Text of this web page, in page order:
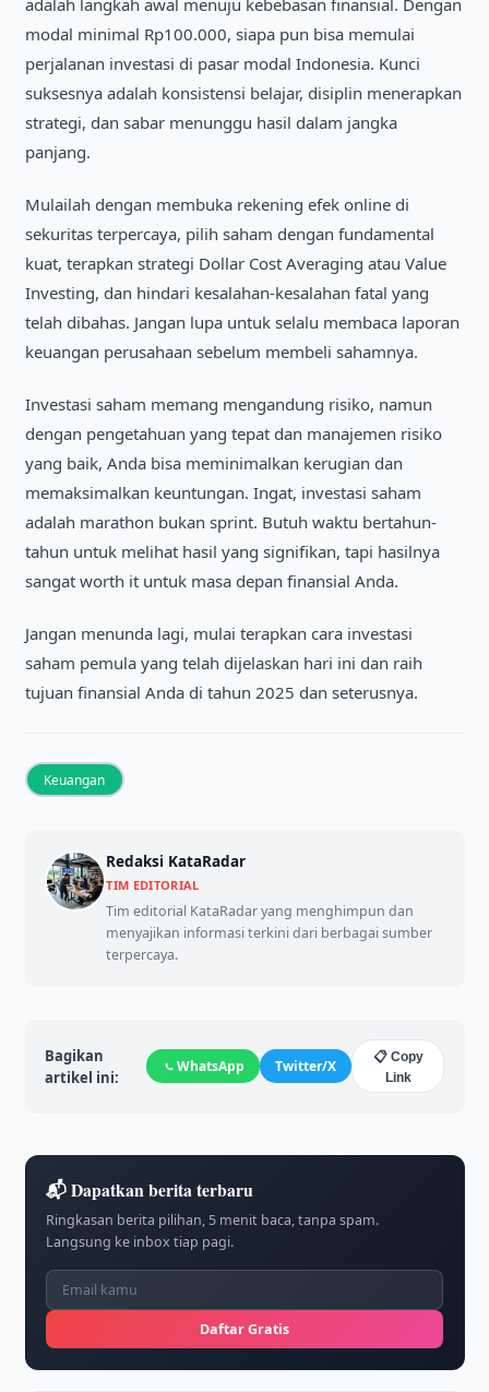
adalah langkah awal menuju kebebasan finansial. Dengan
modal minimal Rp100.000, siapa pun bisa memulai
perjalanan investasi di pasar modal Indonesia. Kunci
suksesnya adalah konsistensi belajar, disiplin menerapkan
strategi, dan sabar menunggu hasil dalam jangka
panjang.
Mulailah dengan membuka rekening efek online di
sekuritas terpercaya, pilih saham dengan fundamental
kuat, terapkan strategi Dollar Cost Averaging atau Value
Investing, dan hindari kesalahan-kesalahan fatal yang
telah dibahas. Jangan lupa untuk selalu membaca laporan
keuangan perusahaan sebelum membeli sahamnya.
Investasi saham memang mengandung risiko, namun
dengan pengetahuan yang tepat dan manajemen risiko
yang baik, Anda bisa meminimalkan kerugian dan
memaksimalkan keuntungan. Ingat, investasi saham
adalah marathon bukan sprint. Butuh waktu bertahun-
tahun untuk melihat hasil yang signifikan, tapi hasilnya
sangat worth it untuk masa depan finansial Anda.
Jangan menunda lagi, mulai terapkan cara investasi
saham pemula yang telah dijelaskan hari ini dan raih
tujuan finansial Anda di tahun 2025 dan seterusnya.
Keuangan
Redaksi KataRadar
TIM EDITORIAL
Tim editorial KataRadar yang menghimpun dan
menyajikan informasi terkini dari berbagai sumber
terpercaya.
Bagikan
artikel ini:
WhatsApp Twitter/X
📋 Copy
Link
📬 Dapatkan berita terbaru
Ringkasan berita pilihan, 5 menit baca, tanpa spam.
Langsung ke inbox tiap pagi.
Daftar Gratis